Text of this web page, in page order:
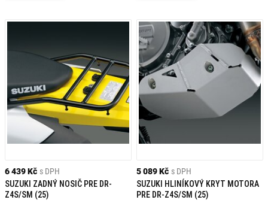
6 439 Kč s DPH
SUZUKI ZADNÝ NOSIČ PRE DR-
Z4S/SM (25)
5 089 Kč s DPH
SUZUKI HLINÍKOVÝ KRYT MOTORA
PRE DR-Z4S/SM (25)